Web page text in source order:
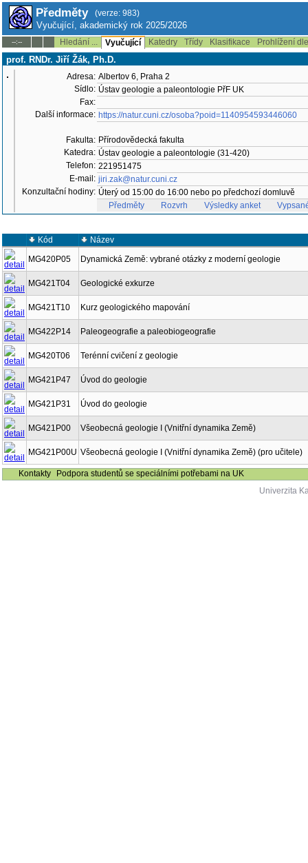
Předměty (verze: 983)
Vyučující, akademický rok 2025/2026
--:-- Hledání ... Vyučující Katedry Třídy Klasifikace Prohlížení
prof. RNDr. Jiří Žák, Ph.D.
Adresa: Albertov 6, Praha 2
Sídlo: Ústav geologie a paleontologie PřF UK
Fax:
Další informace: https://natur.cuni.cz/osoba?poid=1140954593446060
Fakulta: Přírodovědecká fakulta
Katedra: Ústav geologie a paleontologie (31-420)
Telefon: 221951475
E-mail: jiri.zak@natur.cuni.cz
Konzultační hodiny: Úterý od 15:00 do 16:00 nebo po předchozí domluvě
Předměty
Rozvrh Výsledky anket
Kód
Název
MG420P05
Dynamická Země: vybrané otázky z moderní geologie
MG421T04 Geologické exkurze
MG421T10 Kurz geologického mapování
MG422P14 Paleogeografie a paleobiogeografie
MG420T06 Terénní cvičení z geologie
MG421P47 Úvod do geologie
MG421P31 Úvod do geologie
MG421P00 Všeobecná geologie I (Vnitřní dynamika Země)
MG421P00U Všeobecná geologie I (Vnitřní dynamika Země) (pro učitele)
Kontakty
Podpora studentů se speciálními potřebami na UK
Univerzita